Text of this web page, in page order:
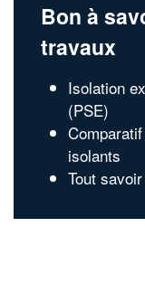
Bon à
travaux
Isolation
(PSE)
isolants
Tout